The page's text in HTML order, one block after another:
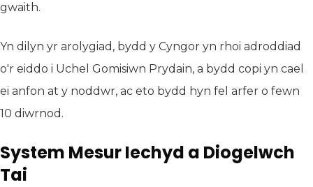
gwaith.
Yn dilyn yr arolygiad, bydd y Cyngor yn rhoi adroddiad
o'r eiddo i Uchel Gomisiwn Prydain, a bydd copi yn cael
ei anfon at y noddwr, ac eto bydd hyn fel arfer o fewn
10 diwrnod.
System Mesur Iechyd a Diogelwch
Tai